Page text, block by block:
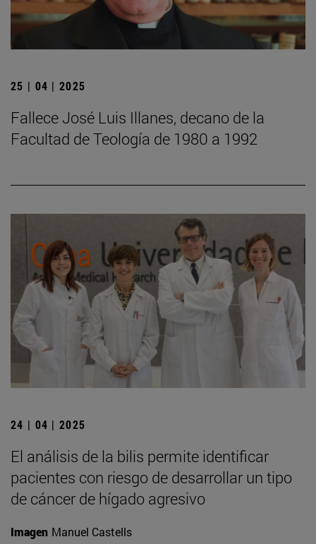
25 | 04 | 2025
Fallece José Luis Illanes, decano de la
Facultad de Teología de 1980 a 1992
24 | 04 | 2025
El análisis de la bilis permite identificar
pacientes con riesgo de desarrollar un tipo
de cáncer de hígado agresivo
Imagen Manuel Castells